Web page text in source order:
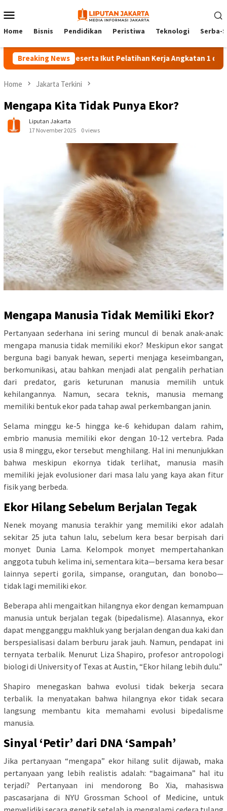
to
Menu
Home Bisnis Pendidikan Peristiwa Teknologi Serba-
Breaking News
140 Peserta Ikut Pelatihan Kerja Angkatan 1 di PPKD
Home Jakarta Terkini
Mengapa Kita Tidak Punya Ekor?
Liputan Jakarta
17 November 2025
0 views
Mengapa Manusia Tidak Memiliki Ekor?
Pertanyaan sederhana ini sering muncul di benak anak-anak:
mengapa manusia tidak memiliki ekor? Meskipun ekor sangat
berguna bagi banyak hewan, seperti menjaga keseimbangan,
berkomunikasi, atau bahkan menjadi alat pengalih perhatian
dari predator, garis keturunan manusia memilih untuk
kehilangannya. Namun, secara teknis, manusia memang
memiliki bentuk ekor pada tahap awal perkembangan janin.
Selama minggu ke-5 hingga ke-6 kehidupan dalam rahim,
embrio manusia memiliki ekor dengan 10-12 vertebra. Pada
usia 8 minggu, ekor tersebut menghilang. Hal ini menunjukkan
bahwa meskipun ekornya tidak terlihat, manusia masih
memiliki jejak evolusioner dari masa lalu yang kaya akan fitur
fisik yang berbeda.
Ekor Hilang Sebelum Berjalan Tegak
Nenek moyang manusia terakhir yang memiliki ekor adalah
sekitar 25 juta tahun lalu, sebelum kera besar berpisah dari
monyet Dunia Lama. Kelompok monyet mempertahankan
anggota tubuh kelima ini, sementara kita—bersama kera besar
lainnya seperti gorila, simpanse, orangutan, dan bonobo—
tidak lagi memiliki ekor.
Beberapa ahli mengaitkan hilangnya ekor dengan kemampuan
manusia untuk berjalan tegak (bipedalisme). Alasannya, ekor
dapat mengganggu makhluk yang berjalan dengan dua kaki dan
berspesialisasi dalam berburu jarak jauh. Namun, pendapat ini
ternyata terbalik. Menurut Liza Shapiro, profesor antropologi
biologi di University of Texas at Austin, “Ekor hilang lebih dulu.”
Shapiro menegaskan bahwa evolusi tidak bekerja secara
terbalik. Ia menyatakan bahwa hilangnya ekor tidak secara
langsung membantu kita memahami evolusi bipedalisme
manusia.
Sinyal ‘Petir’ dari DNA ‘Sampah’
Jika pertanyaan “mengapa” ekor hilang sulit dijawab, maka
pertanyaan yang lebih realistis adalah: “bagaimana” hal itu
terjadi? Pertanyaan ini mendorong Bo Xia, mahasiswa
pascasarjana di NYU Grossman School of Medicine, untuk